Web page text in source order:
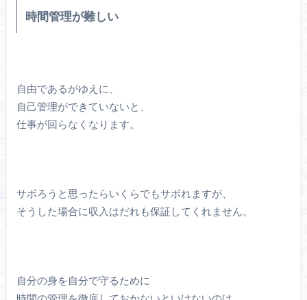
時間管理が難しい
自由であるがゆえに、
自己管理ができていないと、
仕事が回らなくなります。
サボろうと思ったらいくらでもサボれますが、
そうした場合に収入はだれも保証してくれません。
自分の身を自分で守るために